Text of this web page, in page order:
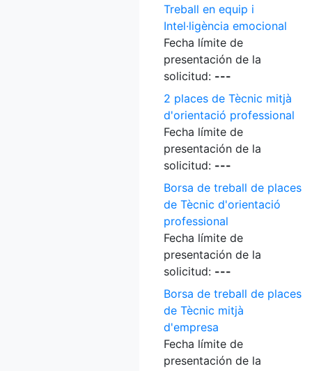
Treball en equip i
Intel·ligència emocional
Fecha límite de
presentación de la
solicitud: ---
2 places de Tècnic mitjà
d'orientació professional
Fecha límite de
presentación de la
solicitud: ---
Borsa de treball de places
de Tècnic d'orientació
professional
Fecha límite de
presentación de la
solicitud: ---
Borsa de treball de places
de Tècnic mitjà
d'empresa
Fecha límite de
presentación de la